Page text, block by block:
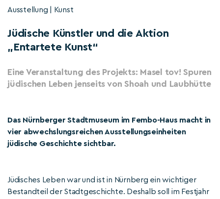
Ausstellung | Kunst
Jüdische Künstler und die Aktion
„Entartete Kunst“
Eine Veranstaltung des Projekts: Masel tov! Spuren
jüdischen Leben jenseits von Shoah und Laubhütte
Das Nürnberger Stadtmuseum im Fembo-Haus macht in
vier abwechslungsreichen Ausstellungseinheiten
jüdische Geschichte sichtbar.
Jüdisches Leben war und ist in Nürnberg ein wichtiger
Bestandteil der Stadtgeschichte. Deshalb soll im Festjahr